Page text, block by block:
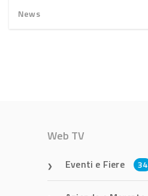
News
Web TV
Eventi e Fiere 34